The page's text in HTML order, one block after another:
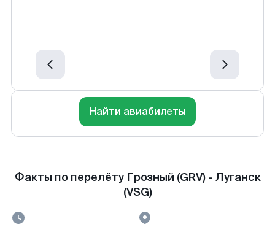
Найти авиабилеты
Факты по перелёту Грозный (GRV) - Луганск
(VSG)